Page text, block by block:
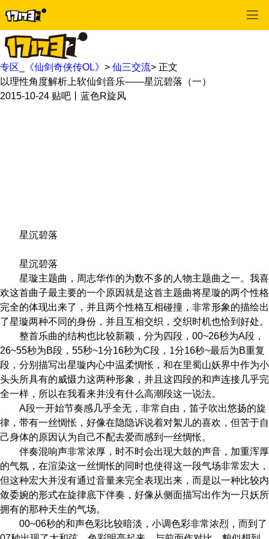
专区_《仙剑奇侠传OL》 > 仙三交流> 正文
以理性角度解析上软仙剑音乐——星沉碧落（一）
2015-10-24 贴吧丨蓝色R旋风
星沉碧落
星沉碧落
星璇主题曲，周志华作的为数不多的人物主题曲之一。我喜
欢这首曲子最主要的一个原因就是这首主题曲将星璇的两个性格
完全的体现出来了，并且两个性格互相碰撞，非常形象的描绘出
了星璇两种不同的身份，并且互相交织，交织时机也恰到好处。
整首乐曲的结构也比较新颖，分为四段，00~26秒为A段，
26~55秒为B段，55秒~1分16秒为C段，1分16秒~最后为B重复
段，分别描写出星璇内心中温柔惆怅，和在里蜀山妖界中作为小
头头所具有的威慑力这两种形象，并且这四段的和声连接几乎完
全一样，所以在我看来并没有什么高潮段这一说法。
A段一开始节奏感几乎全无，非常自由，笛子吹出悠扬的旋
律，带有一丝惆怅，好像在隐隐诉说着对絮儿的喜欢，但苦于自
己身体的原因认为自己不配去爱而感到一丝惆怅。
伴奏混响声非常浓厚，时不时会出现大鼓的声音，加重浑厚
的气氛，在渲染这一丝惆怅的同时也使得这一段气场非常宏大，
但这种宏大并没有通过音量来完全表现出来，而是以一种比较内
敛委婉的形式在旋律底下伴奏，好像从侧面描写出作为一只妖所
拥有的那种天生的气场。
00~06秒的和声色彩比较暗淡，小调色彩非常浓烈，而到了